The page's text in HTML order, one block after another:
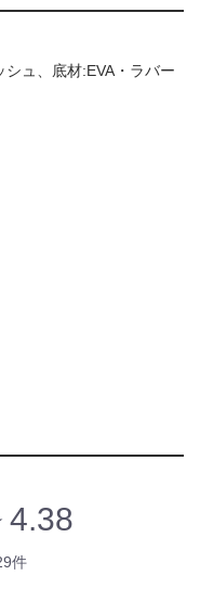
ュ、底材:EVA・ラバー
4.38
件